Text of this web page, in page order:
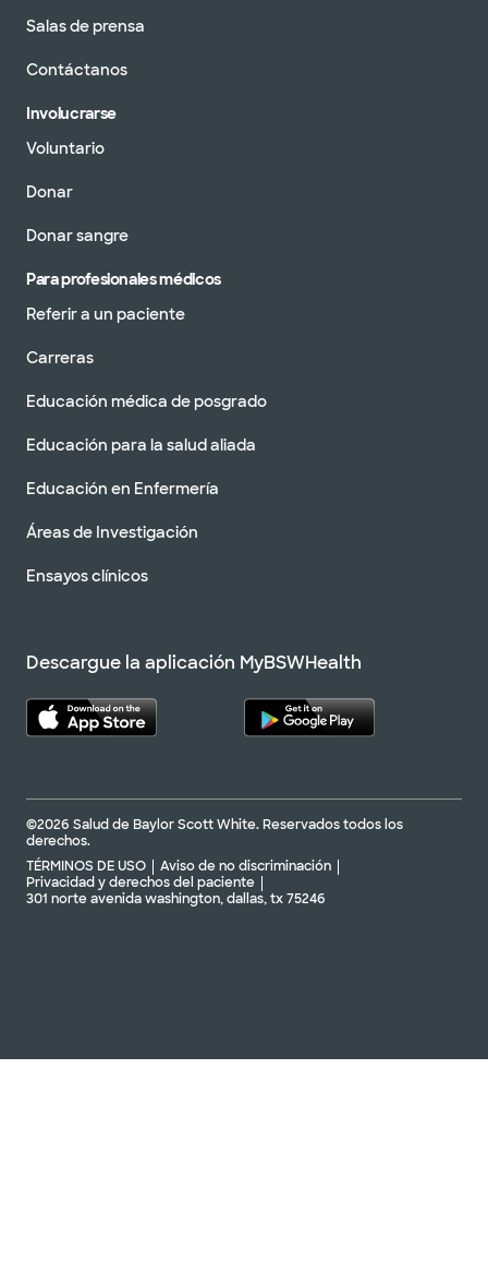
Salas de prensa
Contáctanos
Involucrarse
Voluntario
Donar
Donar sangre
Para profesionales médicos
Referir a un paciente
Carreras
Educación médica de posgrado
Educación para la salud aliada
Educación en Enfermería
Áreas de Investigación
Ensayos clínicos
Descargue la aplicación MyBSWHealth
©2026 Salud de Baylor Scott White. Reservados todos los
derechos.
TÉRMINOS DE USO
Aviso de no discriminación
Privacidad y derechos del paciente
301 norte avenida washington, dallas, tx 75246